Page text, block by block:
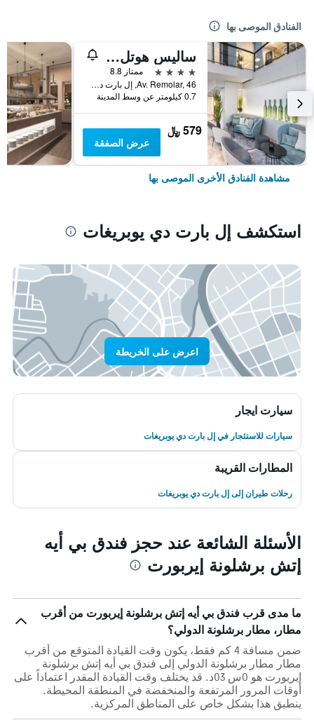
الفنادق الموصى بها
ساليس هوتل سيوتات ديل برات بارسيلونا أيربورت
4 نجوم
ممتاز 8.8
Av. Remolar, 46, إل بارت دي يوبريغات, كاتالونيا, أسبانيا
0.7 كيلومتر عن وسط المدينة
579 ﷼
عرض الصفقة
مشاهدة الفنادق الأخرى الموصى بها
استكشف إل بارت دي يوبريغات
اعرض على الخريطة
سيارت ايجار
سيارات للاستئجار في إل بارت دي يوبريغات
المطارات القريبة
رحلات طيران إلى إل بارت دي يوبريغات
الأسئلة الشائعة عند حجز فندق بي أيه
إتش برشلونة إيربورت
ما مدى قرب فندق بي أيه إتش برشلونة إيربورت من أقرب
مطار، مطار برشلونة الدولي؟
ضمن مسافة 4 كم فقط، يكون وقت القيادة المتوقع من أقرب
مطار مطار برشلونة الدولي إلى فندق بي أيه إتش برشلونة
إيربورت هو 0س 03د. قد يختلف وقت القيادة المقدر اعتماداً على
أوقات المرور المرتفعة والمنخفضة في المنطقة المحيطة.
ينطبق هذا بشكل خاص على المناطق المركزية.